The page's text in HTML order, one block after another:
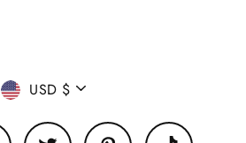
Currency
USD $